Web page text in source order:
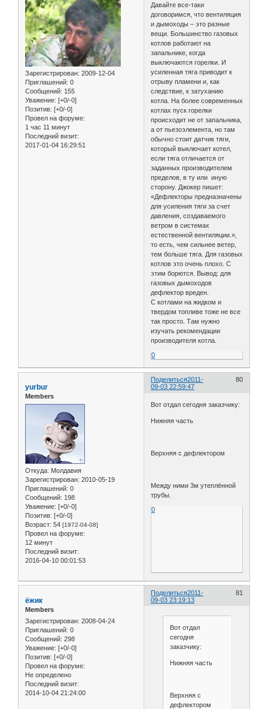
Зарегистрирован: 2009-12-04
Приглашений: 0
Сообщений: 155
Уважение: [+0/-0]
Позитив: [+0/-0]
Провел на форуме:
1 час 11 минут
Последний визит:
2017-01-04 16:29:51
Давайте все-таки
договоримся, что вентиляция
и дымоходы – это разные
вещи. Большинство газовых
котлов работают на
запальнике, когда
выключаются горелки. И
усиленная тяга приводит к
отрыву пламени и, как
следствие, к затуханию
котла. На более современных
котлах пуск горелки
происходит не от запальника,
а от пьезоэлемента, но там
обычно стоит датчик тяги,
который выключает котел,
если тяга отличается от
заданных производителем
пределов, в ту или иную
сторону. Джокер пишет:
«Дефлекторы предназначены
для усиления тяги за счет
давления, создаваемого
ветром в системах
естественной вентиляции.»,
то есть, чем сильнее ветер,
тем больше тяга. Для газовых
котлов это очень плохо. С
этим борются. Вывод: для
газовых дымоходов
дефлектор вреден.
С котлами на жидком и
твердом топливе тоже не все
так просто. Там нужно
изучать рекомендации
производителя котла.
0
Поделиться 80
2011-
09-03 22:59:47
yurbur
Members
Откуда: Молдавия
Зарегистрирован: 2010-05-19
Приглашений: 0
Сообщений: 198
Уважение: [+0/-0]
Позитив: [+0/-0]
Возраст: 54 [1972-04-08]
Провел на форуме:
12 минут
Последний визит:
2016-04-10 00:01:53
Вот отдал сегодня заказчику:
Нижняя часть
Верхняя с дефлектором
Между ними 3м утеплённой
трубы.
0
Поделиться 81
2011-
09-03 23:19:13
ёжик
Members
Зарегистрирован: 2008-04-24
Приглашений: 0
Сообщений: 298
Уважение: [+0/-0]
Позитив: [+0/-0]
Провел на форуме:
Не определено
Последний визит:
2014-10-04 21:24:00
Вот отдал
сегодня
заказчику:
Нижняя часть
Верхняя с
дефлектором